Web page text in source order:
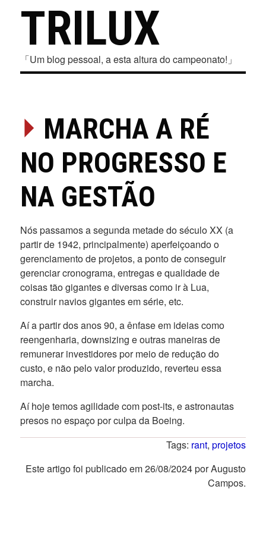
TRILUX
「Um blog pessoal, a esta altura do campeonato!」
⏵ MARCHA A RÉ
NO PROGRESSO E
NA GESTÃO
Nós passamos a segunda metade do século XX (a
partir de 1942, principalmente) aperfeiçoando o
gerenciamento de projetos, a ponto de conseguir
gerenciar cronograma, entregas e qualidade de
coisas tão gigantes e diversas como ir à Lua,
construir navios gigantes em série, etc.
Aí a partir dos anos 90, a ênfase em ideias como
reengenharia, downsizing e outras maneiras de
remunerar investidores por meio de redução do
custo, e não pelo valor produzido, reverteu essa
marcha.
Aí hoje temos agilidade com post-its, e astronautas
presos no espaço por culpa da Boeing.
Tags: rant,projetos
Este artigo foi publicado em 26/08/2024 por Augusto
Campos.